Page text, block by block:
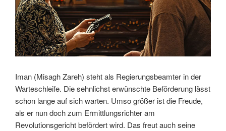
Iman (Misagh Zareh) steht als Regierungsbeamter in der
Warteschleife. Die sehnlichst erwünschte Beförderung lässt
schon lange auf sich warten. Umso größer ist die Freude,
als er nun doch zum Ermittlungsrichter am
Revolutionsgericht befördert wird. Das freut auch seine